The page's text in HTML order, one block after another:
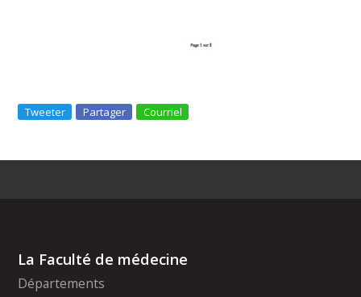
Tweeter Partager Courriel
La Faculté de médecine
Départements